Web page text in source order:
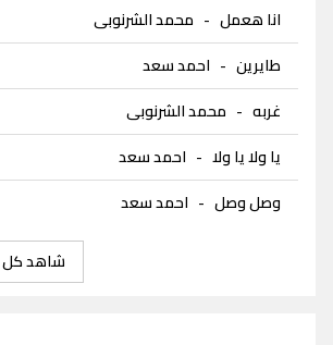
انا هعمل - محمد الشرنوبى
طايرين - احمد سعد
غربه - محمد الشرنوبى
يا ولا يا ولا - احمد سعد
وصل وصل - احمد سعد
شاهد كل